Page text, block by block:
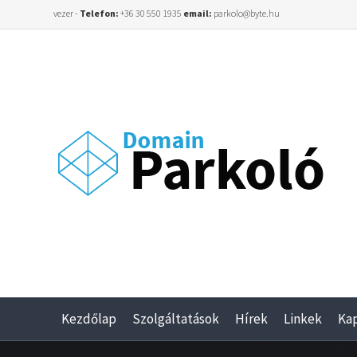
vezer - Telefon: +36 30 550 1935 email: parkolo@byte.hu
Kezdőlap Szolgáltatások Hírek Linkek